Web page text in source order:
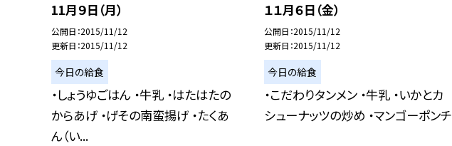
11月９日（月）
公開日 2015/11/12
更新日 2015/11/12
今日の給食
・しょうゆごはん ・牛乳 ・はたはたの
からあげ ・げその南蛮揚げ ・たくあ
ん（い...
１１月６日（金）
公開日 2015/11/12
更新日 2015/11/12
今日の給食
・こだわりタンメン ・牛乳 ・いかとカ
シューナッツの炒め ・マンゴーポンチ